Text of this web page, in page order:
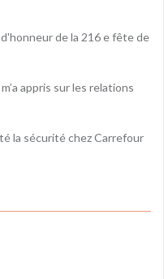
de la 216 e fête de
appris sur les relations
la sécurité chez Carrefour